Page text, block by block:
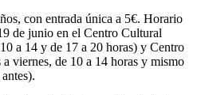
con entrada única a 5€. Horario
de junio en el Centro Cultural
a 14 y de 17 a 20 horas) y Centro
viernes, de 10 a 14 horas y mismo